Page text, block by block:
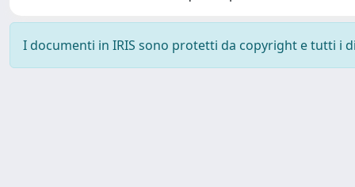
I documenti in IRIS sono protetti da copyright e tutti i